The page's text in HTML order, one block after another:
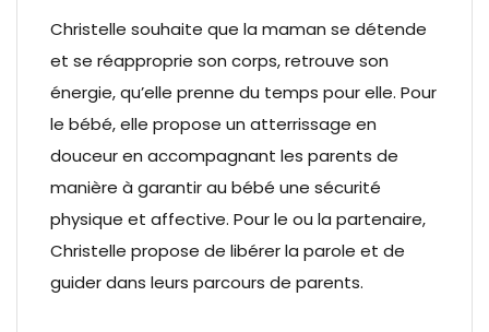
Christelle souhaite que la maman se détende
et se réapproprie son corps, retrouve son
énergie, qu’elle prenne du temps pour elle. Pour
le bébé, elle propose un atterrissage en
douceur en accompagnant les parents de
manière à garantir au bébé une sécurité
physique et affective. Pour le ou la partenaire,
Christelle propose de libérer la parole et de
guider dans leurs parcours de parents.